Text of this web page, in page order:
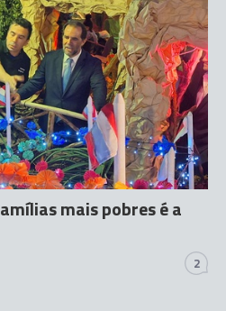
mais pobres é a
2